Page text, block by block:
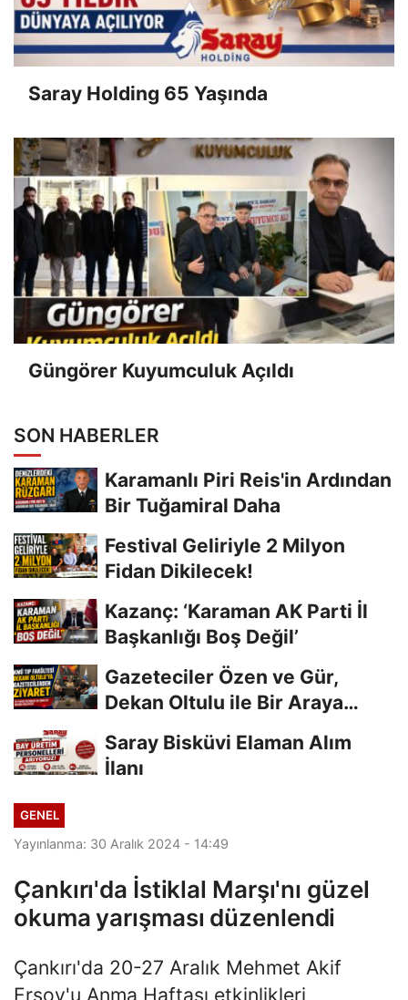
Saray Holding 65 Yaşında
Güngörer Kuyumculuk Açıldı
SON HABERLER
Karamanlı Piri Reis'in Ardından
Bir Tuğamiral Daha
Festival Geliriyle 2 Milyon
Fidan Dikilecek!
Kazanç: ‘Karaman AK Parti İl
Başkanlığı Boş Değil’
Gazeteciler Özen ve Gür,
Dekan Oltulu ile Bir Araya
Saray Bisküvi Elaman Alım
İlanı
GENEL
Yayınlanma: 30 Aralık 2024 - 14:49
Çankırı'da İstiklal Marşı'nı güzel
okuma yarışması düzenlendi
Çankırı'da 20-27 Aralık Mehmet Akif
Ersoy'u Anma Haftası etkinlikleri